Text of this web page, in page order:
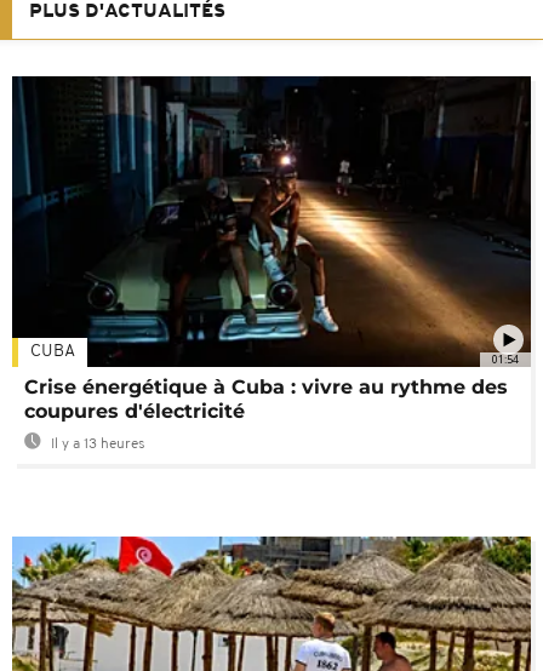
PLUS D'ACTUALITÉS
01:54
CUBA
Crise énergétique à Cuba : vivre au rythme des
coupures d'électricité
Il y a 13 heures